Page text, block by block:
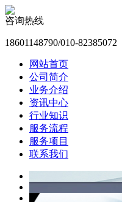
咨询热线
18601148790/010-82385072
网站首页
公司简介
业务介绍
资讯中心
行业知识
服务流程
服务项目
联系我们